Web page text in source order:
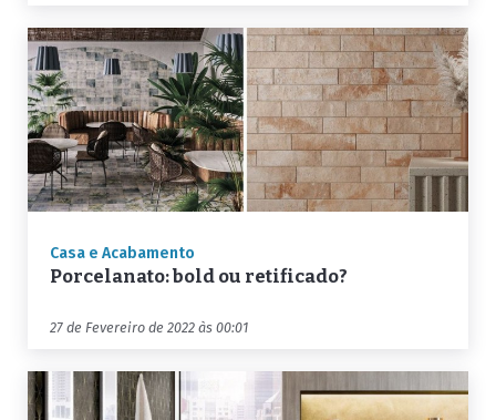
Casa e Acabamento
Porcelanato: bold ou retificado?
27 de Fevereiro de 2022 às 00:01